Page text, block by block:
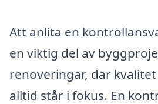
Att anlita en
en viktig del av
renoveringar, där
alltid står i fokus. En